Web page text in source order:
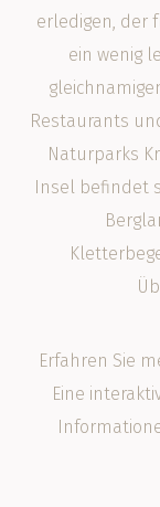
erledigen, der
ein wenig
Restaurants
Naturparks
Insel befindet
Erfahren Sie
Eine